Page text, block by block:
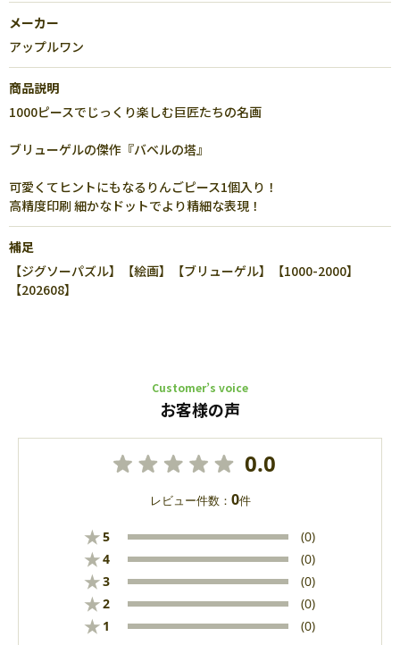
メーカー
アップルワン
商品説明
1000ピースでじっくり楽しむ巨匠たちの名画
ブリューゲルの傑作『バベルの塔』
可愛くてヒントにもなるりんごピース1個入り！
高精度印刷 細かなドットでより精細な表現！
補足
【ジグソーパズル】【絵画】【ブリューゲル】【1000-2000】
【202608】
Customer’s voice
お客様の声
0.0
レビュー件数： 0件
★5 (0)
★4 (0)
★3 (0)
★2 (0)
★ 1 (0)